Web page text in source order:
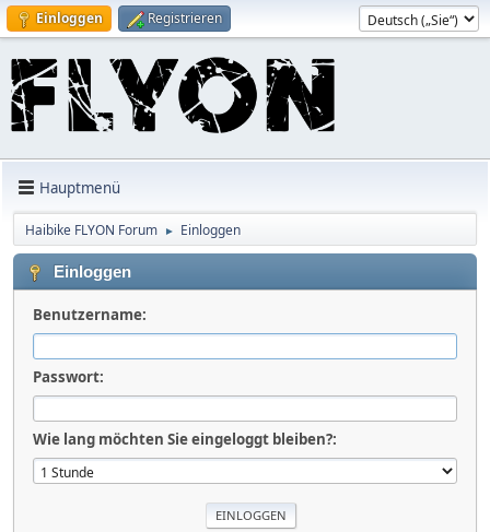
Einloggen Registrieren
Hauptmenü
Haibike FLYON Forum ► Einloggen
Einloggen
Benutzername:
Passwort:
Wie lang möchten Sie eingeloggt bleiben?: